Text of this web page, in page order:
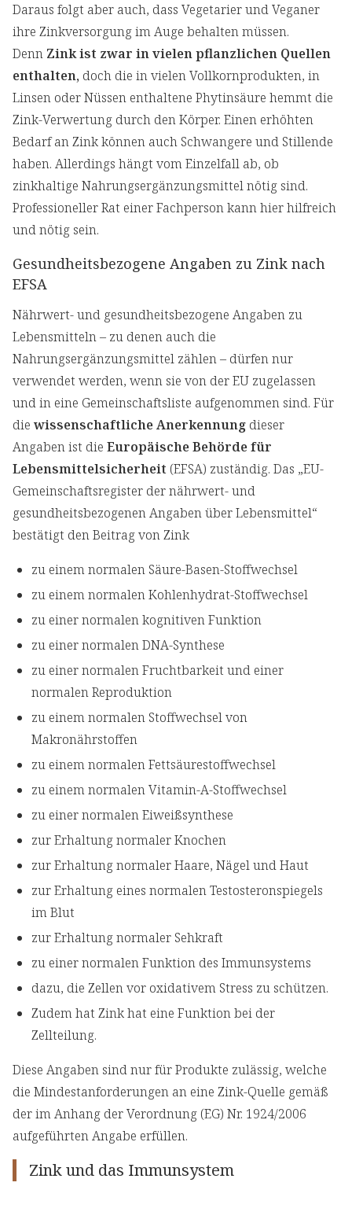
Daraus folgt aber auch, dass Vegetarier und Veganer
ihre Zinkversorgung im Auge behalten müssen.
Denn Zink ist zwar in vielen pflanzlichen Quellen
enthalten, doch die in vielen Vollkornprodukten, in
Linsen oder Nüssen enthaltene Phytinsäure hemmt die
Zink-Verwertung durch den Körper. Einen erhöhten
Bedarf an Zink können auch Schwangere und Stillende
haben. Allerdings hängt vom Einzelfall ab, ob
zinkhaltige Nahrungsergänzungsmittel nötig sind.
Professioneller Rat einer Fachperson kann hier hilfreich
und nötig sein.
Gesundheitsbezogene Angaben zu Zink nach
EFSA
Nährwert- und gesundheitsbezogene Angaben zu
Lebensmitteln – zu denen auch die
Nahrungsergänzungsmittel zählen – dürfen nur
verwendet werden, wenn sie von der EU zugelassen
und in eine Gemeinschaftsliste aufgenommen sind. Für
die wissenschaftliche Anerkennung dieser
Angaben ist die Europäische Behörde für
Lebensmittelsicherheit (EFSA) zuständig. Das „EU-
Gemeinschaftsregister der nährwert- und
gesundheitsbezogenen Angaben über Lebensmittel“
bestätigt den Beitrag von Zink
zu einem normalen Säure-Basen-Stoffwechsel
zu einem normalen Kohlenhydrat-Stoffwechsel
zu einer normalen kognitiven Funktion
zu einer normalen DNA-Synthese
zu einer normalen Fruchtbarkeit und einer
normalen Reproduktion
zu einem normalen Stoffwechsel von
Makronährstoffen
zu einem normalen Fettsäurestoffwechsel
zu einem normalen Vitamin-A-Stoffwechsel
zu einer normalen Eiweißsynthese
zur Erhaltung normaler Knochen
zur Erhaltung normaler Haare, Nägel und Haut
zur Erhaltung eines normalen Testosteronspiegels
im Blut
zur Erhaltung normaler Sehkraft
zu einer normalen Funktion des Immunsystems
dazu, die Zellen vor oxidativem Stress zu schützen.
Zudem hat Zink hat eine Funktion bei der
Zellteilung.
Diese Angaben sind nur für Produkte zulässig, welche
die Mindestanforderungen an eine Zink-Quelle gemäß
der im Anhang der Verordnung (EG) Nr. 1924/2006
aufgeführten Angabe erfüllen.
Zink und das Immunsystem